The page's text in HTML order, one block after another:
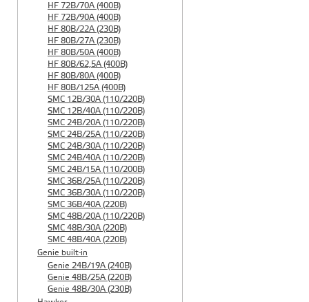
HF 72B/70A (400B)
HF 72B/90A (400B)
HF 80B/22A (230B)
HF 80B/27A (230B)
HF 80B/50A (400B)
HF 80B/62,5A (400B)
HF 80B/80A (400B)
HF 80B/125A (400B)
SMC 12B/30A (110/220B)
SMC 12B/40A (110/220B)
SMC 24B/20A (110/220B)
SMC 24B/25A (110/220B)
SMC 24B/30A (110/220B)
SMC 24B/40A (110/220B)
SMC 24B/15A (110/200B)
SMC 36B/25A (110/220B)
SMC 36B/30A (110/220B)
SMC 36B/40A (220B)
SMC 48B/20A (110/220B)
SMC 48B/30A (220B)
SMC 48B/40A (220B)
Genie built-in
Genie 24B/19A (240B)
Genie 48B/25A (220B)
Genie 48B/30A (230B)